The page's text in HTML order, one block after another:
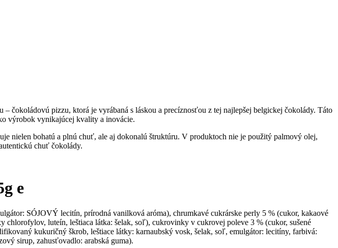
čokoládovú pizzu, ktorá je vyrábaná s láskou a precíznosťou z tej najlepšej belgickej čokolády. Táto
výrobok vynikajúcej kvality a inovácie.
nielen bohatú a plnú chuť, ale aj dokonalú štruktúru. V produktoch nie je použitý palmový olej,
chuť čokolády.
e
SÓJOVÝ lecitín, prírodná vanilková aróma), chrumkavé cukrárske perly 5 % (cukor, kakaové
luteín, leštiaca látka: šelak, soľ), cukrovinky v cukrovej poleve 3 % (cukor, sušené
kukuričný škrob, leštiace látky: karnaubský vosk, šelak, soľ, emulgátor: lecitíny, farbivá:
sirup, zahusťovadlo: arabská guma).